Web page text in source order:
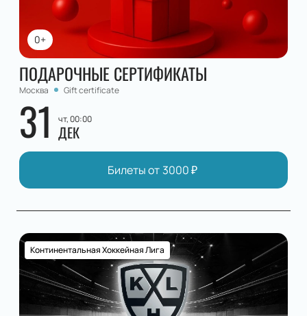
0+
ПОДАРОЧНЫЕ СЕРТИФИКАТЫ
Москва Gift certificate
31 чт, 00:00
ДЕК
Билеты от 3000₽
Континентальная Хоккейная Лига